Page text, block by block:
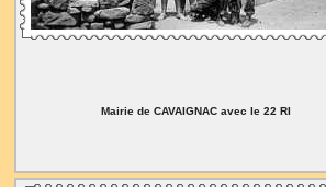
Mairie de CAVAIGNAC avec le 22 RI